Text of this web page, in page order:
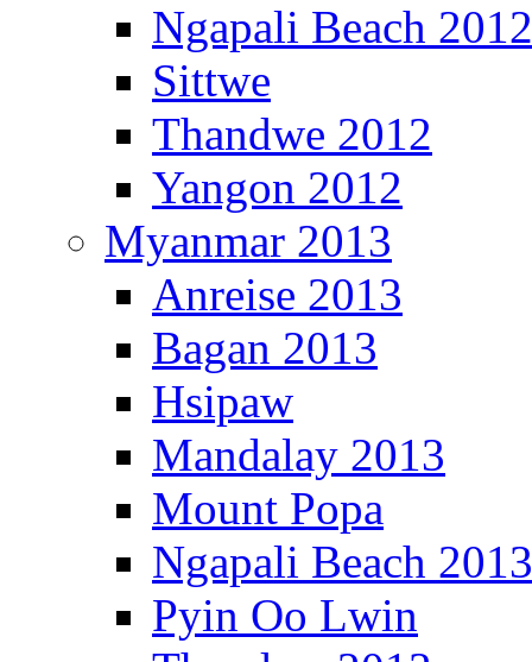
Ngapali Beach 2012
Sittwe
Thandwe 2012
Yangon 2012
Myanmar 2013
Anreise 2013
Bagan 2013
Hsipaw
Mandalay 2013
Mount Popa
Ngapali Beach 2013
Pyin Oo Lwin